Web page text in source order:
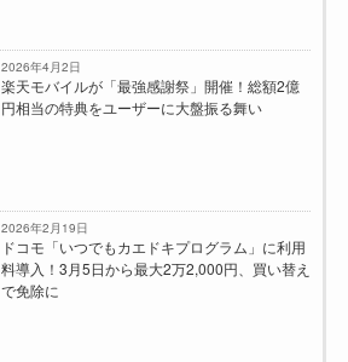
2026年4月2日
楽天モバイルが「最強感謝祭」開催！総額2億
円相当の特典をユーザーに大盤振る舞い
2026年2月19日
ドコモ「いつでもカエドキプログラム」に利用
料導入！3月5日から最大2万2,000円、買い替え
で免除に